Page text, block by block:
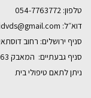
טלפון: 054-7763772
דוא״ל:
סניף ירושלים: רחוב דוסתאי 11 ,
סניף גבעתיים: המאבק 63 קומה 1 דירה 3
ניתן לתאם טיפולי בית